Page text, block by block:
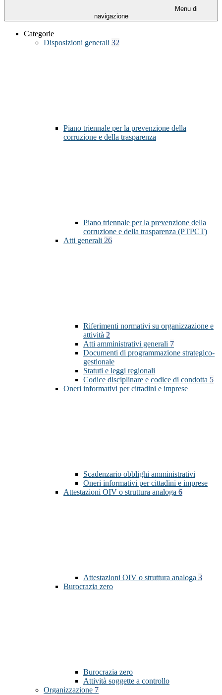
Menu di
navigazione
Categorie
Disposizioni generali 32
Piano triennale per la prevenzione della
corruzione e della trasparenza
Piano triennale per la prevenzione della
corruzione e della trasparenza (PTPCT)
Atti generali 26
Riferimenti normativi su organizzazione e
attività 2
Atti amministrativi generali 7
Documenti di programmazione strategico-
gestionale
Statuti e leggi regionali
Codice disciplinare e codice di condotta 5
Oneri informativi per cittadini e imprese
Scadenzario obblighi amministrativi
Oneri informativi per cittadini e imprese
Attestazioni OIV o struttura analoga 6
Attestazioni OIV o struttura analoga 3
Burocrazia zero
Burocrazia zero
Attività soggette a controllo
Organizzazione 7